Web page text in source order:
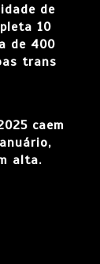
de
10
de 400
trans
caem
alta.